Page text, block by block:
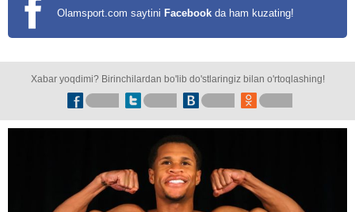
Olamsport.com saytini Facebook da ham kuzating!
Xabar yoqdimi? Birinchilardan bo'lib do'stlaringiz bilan o'rtoqlashing!